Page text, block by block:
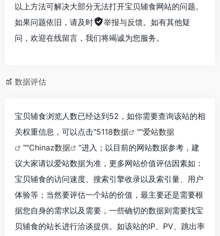
以上方法可解决大部分无法打开宝贝辅食网站的问题。
如果问题依旧，请及时
举报与反馈。如有其他疑
问，欢迎在线留言，我们将竭诚为您服务。
数据评估
宝贝辅食浏览人数已经达到52，如你需要查询该站的相
关权重信息，可以点击"5118数据 ""爱站数据
""Chinaz数据
"进入；以目前的网站数据参考，建
议大家请以爱站数据为准，更多网站价值评估因素如：
宝贝辅食的访问速度、搜索引擎收录以及索引量、用户
体验等；当然要评估一个站的价值，最主要还是需要根
据您自身的需求以及需要，一些确切的数据则需要找宝
贝辅食的站长进行洽谈提供。如该站的IP、PV、跳出率